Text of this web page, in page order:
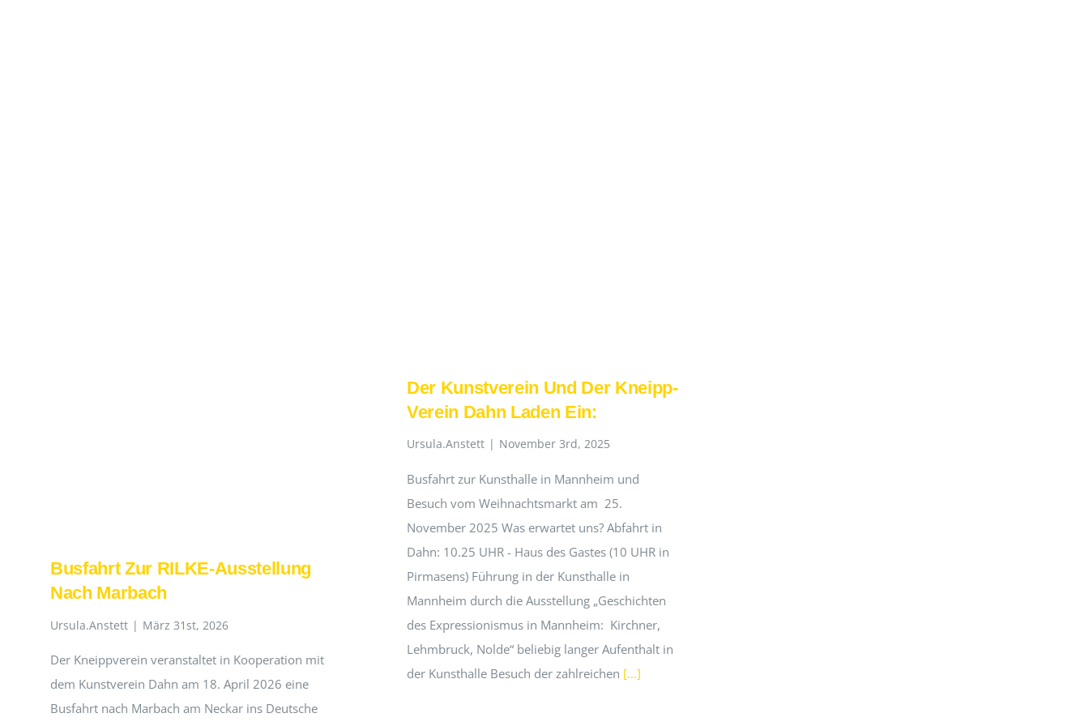
Busfahrt Zur RILKE-Ausstellung
Nach Marbach
Ursula.Anstett | März 31st, 2026
Der Kneippverein veranstaltet in Kooperation mit
dem Kunstverein Dahn am 18. April 2026 eine
Busfahrt nach Marbach am Neckar ins Deutsche
Der Kunstverein Und Der Kneipp-
Verein Dahn Laden Ein:
Ursula.Anstett | November 3rd, 2025
Busfahrt zur Kunsthalle in Mannheim und
Besuch vom Weihnachtsmarkt am 25.
November 2025 Was erwartet uns? Abfahrt in
Dahn: 10.25 UHR - Haus des Gastes (10 UHR in
Pirmasens) Führung in der Kunsthalle in
Mannheim durch die Ausstellung „Geschichten
des Expressionismus in Mannheim: Kirchner,
Lehmbruck, Nolde“ beliebig langer Aufenthalt in
der Kunsthalle Besuch der zahlreichen [...]